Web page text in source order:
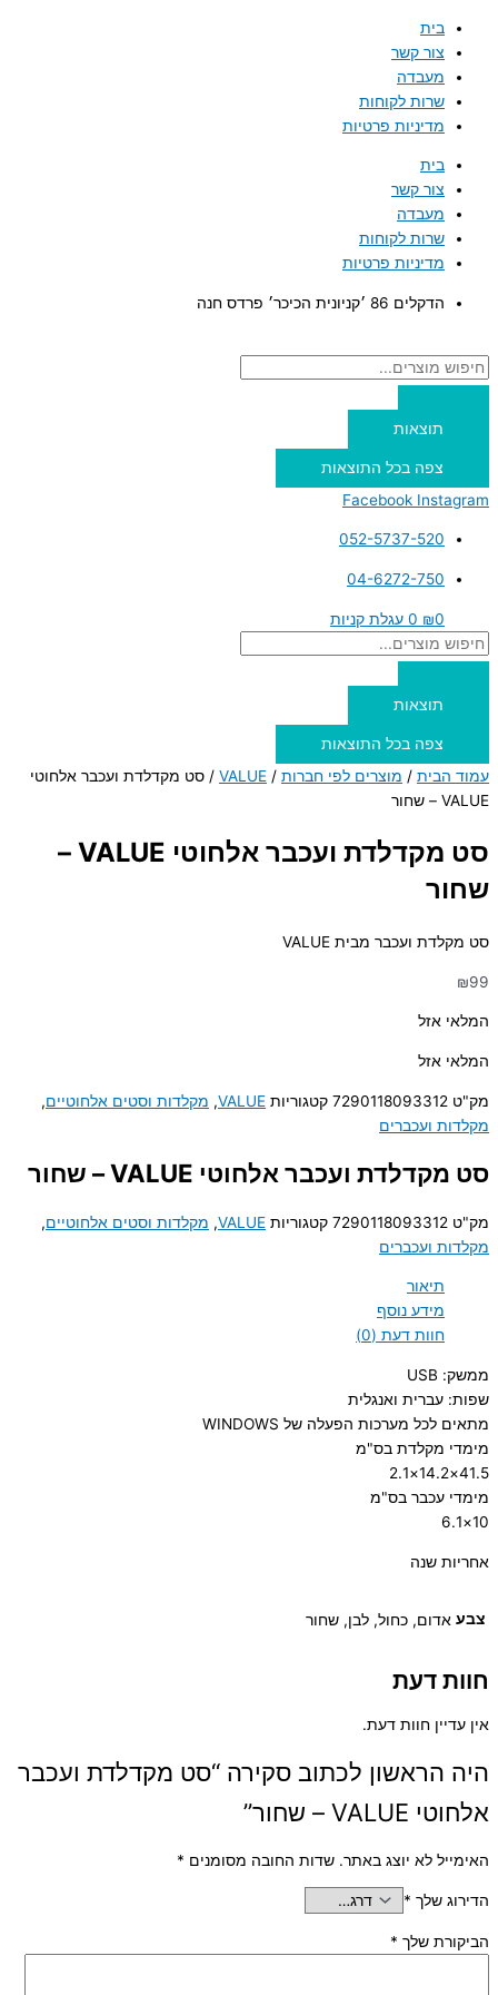
לתוכן
בית
צור קשר
מעבדה
שרות לקוחות
מדיניות פרטיות
בית
צור קשר
מעבדה
שרות לקוחות
מדיניות פרטיות
הדקלים 86 ׳קניונית הכיכר׳ פרדס חנה
תוצאות
צפה בכל התוצאות
Facebook Instagram
052-5737-520
04-6272-750
₪0
0 עגלת קניות
תוצאות
צפה בכל התוצאות
עמוד הבית / מוצרים לפי חברות /
VALUE / סט מקדלדת ועכבר אלחוטי
VALUE – שחור
סט מקדלדת ועכבר אלחוטי VALUE –
שחור
סט מקלדת ועכבר מבית VALUE
₪99
המלאי אזל
המלאי אזל
מק"ט 7290118093312 קטגוריות VALUE
, מקלדות וסטים אלחוטיים,
מקלדות ועכברים
סט מקדלדת ועכבר אלחוטי VALUE – שחור
מק"ט 7290118093312 קטגוריות VALUE
, מקלדות וסטים אלחוטיים,
מקלדות ועכברים
תיאור
מידע נוסף
חוות דעת (0)
ממשק: USB
שפות: עברית ואנגלית
מתאים לכל מערכות הפעלה של WINDOWS
מימדי מקלדת בס"מ
41.5×14.2×2.1
מימדי עכבר בס"מ
10×6.1
אחריות שנה
צבע אדום, כחול, לבן, שחור
חוות דעת
אין עדיין חוות דעת.
היה הראשון לכתוב סקירה “סט מקדלדת ועכבר
אלחוטי VALUE – שחור”
האימייל לא יוצג באתר. שדות החובה מסומנים *
הדירוג שלך *
הביקורת שלך *